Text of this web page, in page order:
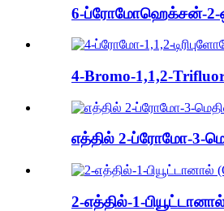
6-ப்ரோமோஹெக்சன்-2-
4-Bromo-1,1,2-
எத்தில் 2-ப்ரோமோ-3-
2-எத்தில்-1-